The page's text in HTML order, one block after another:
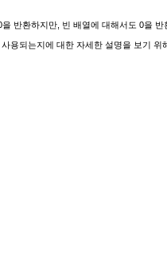
반환하지만, 빈 배열에 대해서도 0을
용되는지에 대한 자세한 설명을 보기 위